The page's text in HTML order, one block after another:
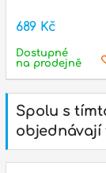
689 Kč
Dostupné
na prodejně
Spolu s
objednávají